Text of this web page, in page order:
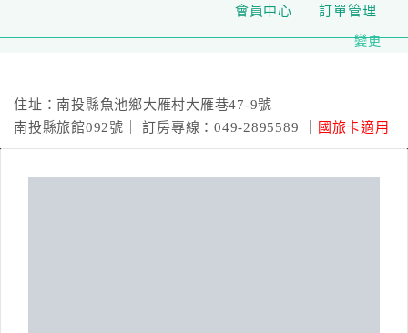
會員中心 訂單管理
變更
住址：南投縣魚池鄉大雁村大雁巷47-9號
南投縣旅館092號｜ 訂房專線：049-2895589 ｜
國旅卡適用